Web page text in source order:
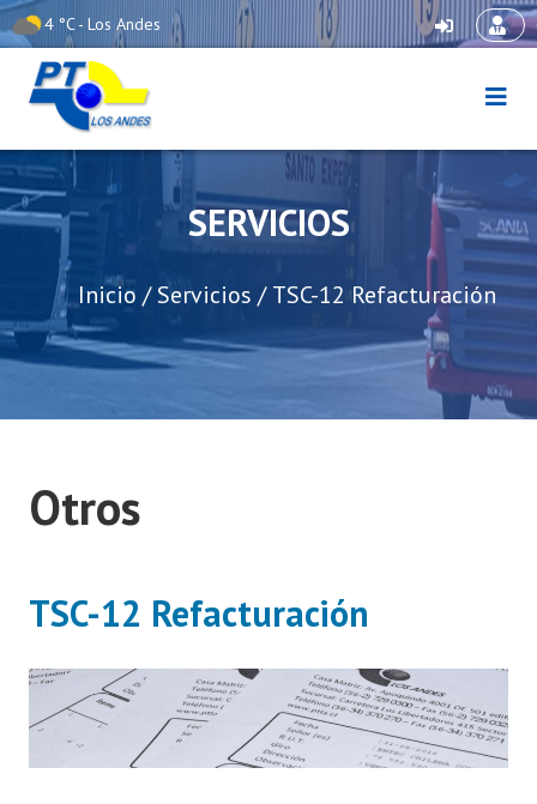
Skip
to
content
-5 °C - Los
Libertadores
Puerto Terrestre Los
Andes
SERVICIOS
Inicio / Servicios / TSC-12 Refacturación
Otros
TSC-12 Refacturación